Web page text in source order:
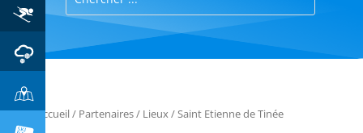
Accueil/ Partenaires/ Lieux/ Saint Etienne de Tinée